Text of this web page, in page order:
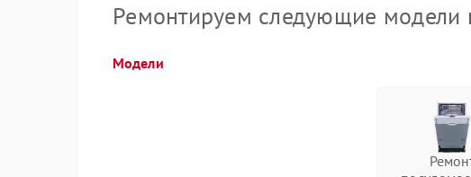
Ремонтируем следующие модели
Модели